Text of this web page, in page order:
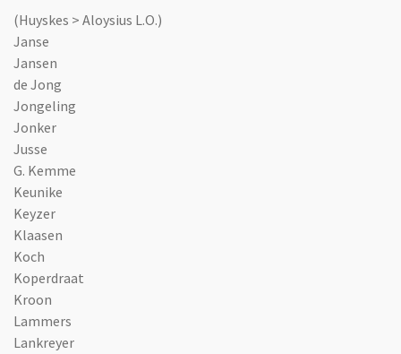
(Huyskes > Aloysius L.O.)
Janse
Jansen
de Jong
Jongeling
Jonker
Jusse
G. Kemme
Keunike
Keyzer
Klaasen
Koch
Koperdraat
Kroon
Lammers
Lankreyer